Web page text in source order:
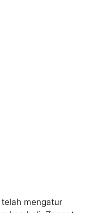
mengatur